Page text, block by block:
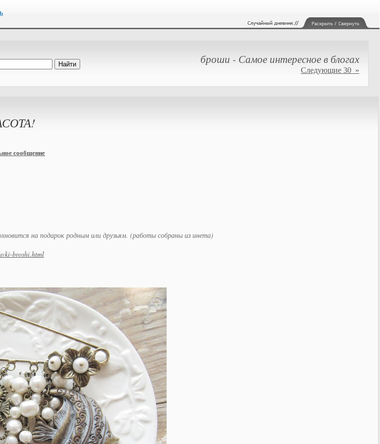
броши - Самое интересное в блогах
Следующие 30 »
сообщение
на подарок родным или друзьям. (работы собраны из инета)
broshi.html